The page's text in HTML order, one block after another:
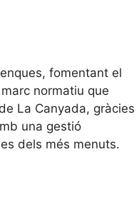
fomentant el
normatiu que
La Canyada, gràcies
una gestió
dels més menuts.